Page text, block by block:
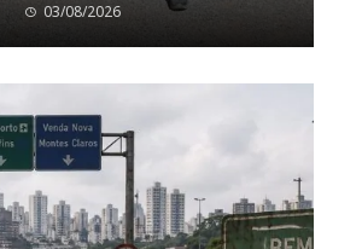
03/08/2026